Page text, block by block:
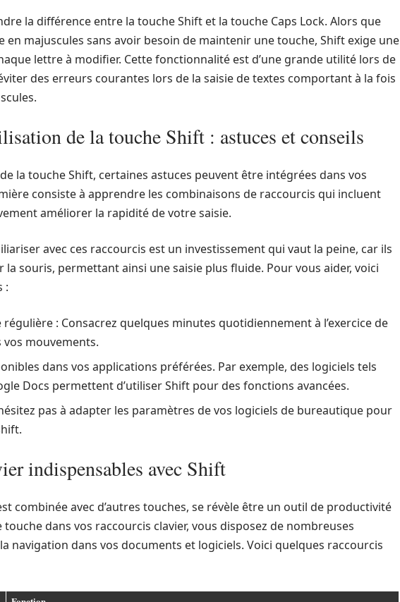
la différence entre la touche Shift et la touche Caps Lock. Alors que
en majuscules sans avoir besoin de maintenir une touche, Shift exige une
lettre à modifier. Cette fonctionnalité est d’une grande utilité lors de
des erreurs courantes lors de la saisie de textes comportant à la fois
de la touche Shift : astuces et conseils
la touche Shift, certaines astuces peuvent être intégrées dans vos
consiste à apprendre les combinaisons de raccourcis qui incluent
améliorer la rapidité de votre saisie.
avec ces raccourcis est un investissement qui vaut la peine, car ils
la souris, permettant ainsi une saisie plus fluide. Pour vous aider, voici
:
: Consacrez quelques minutes quotidiennement à l’exercice de
mouvements.
dans vos applications préférées. Par exemple, des logiciels tels
Docs permettent d’utiliser Shift pour des fonctions avancées.
pas à adapter les paramètres de vos logiciels de bureautique pour
indispensables avec Shift
combinée avec d’autres touches, se révèle être un outil de productivité
dans vos raccourcis clavier, vous disposez de nombreuses
navigation dans vos documents et logiciels. Voici quelques raccourcis